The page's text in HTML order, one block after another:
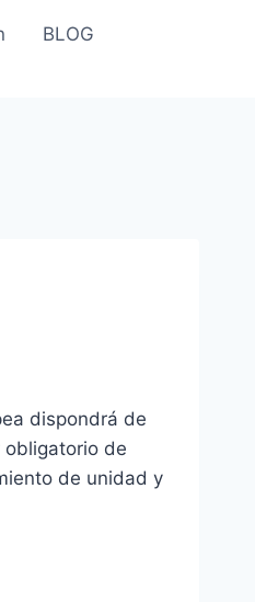
BLOG
dispondrá de
obligatorio de
de unidad y